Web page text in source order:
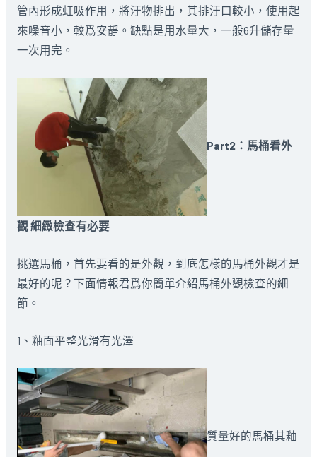
管內形成虹吸作用，將汙物排出，其排汙口較小，使用起
來噪音小，較爲安靜。缺點是用水量大，一般6升儲存量
一次用完。
Part2：馬桶看外
觀 細緻檢查有必要
挑選馬桶，首先要看的是外觀，到底怎樣的馬桶外觀才是
最好的呢？下面情報君爲你簡單介紹馬桶外觀檢查的細
節。
1、釉面平整光滑有光澤
質量好的馬桶其釉